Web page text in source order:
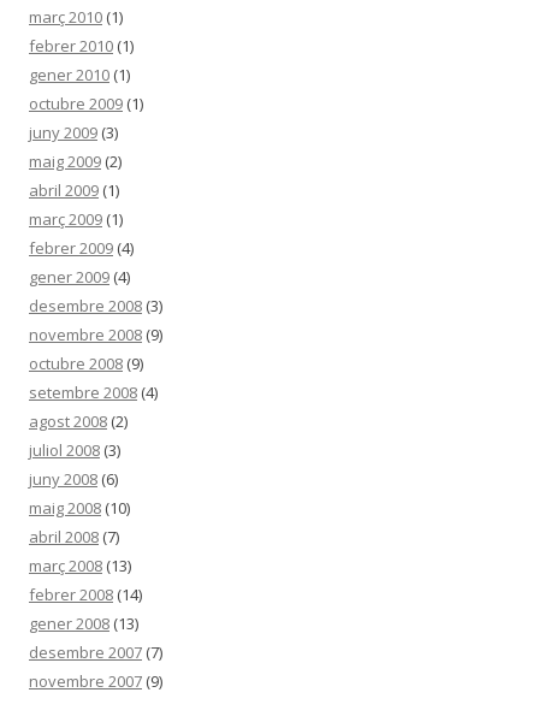
març 2010 (1)
febrer 2010 (1)
gener 2010 (1)
octubre 2009 (1)
juny 2009 (3)
maig 2009 (2)
abril 2009 (1)
març 2009 (1)
febrer 2009 (4)
gener 2009 (4)
desembre 2008 (3)
novembre 2008 (9)
octubre 2008 (9)
setembre 2008 (4)
agost 2008 (2)
juliol 2008 (3)
juny 2008 (6)
maig 2008 (10)
abril 2008 (7)
març 2008 (13)
febrer 2008 (14)
gener 2008 (13)
desembre 2007 (7)
novembre 2007 (9)